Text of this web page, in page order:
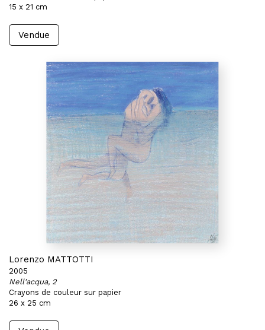
15 x 21 cm
Vendue
Lorenzo MATTOTTI
2005
Nell'acqua, 2
Crayons de couleur sur papier
26 x 25 cm